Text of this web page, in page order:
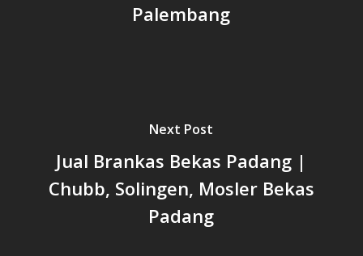
Palembang
Next Post
Jual Brankas Bekas Padang |
Chubb, Solingen, Mosler Bekas
Padang